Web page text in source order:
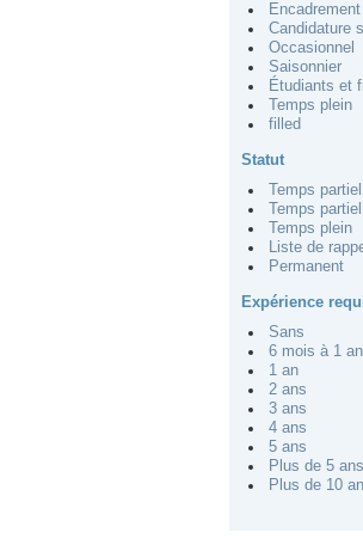
Candidature
Occasionnel
Saisonnier
Étudiants et
Temps plein
filled
Statut
Temps
Temps partiel
Temps plein
Liste de
Permanent
Expérience
Sans
6 mois à 1 an
1 an
2 ans
3 ans
4 ans
5 ans
Plus de 5 ans
Plus de 10